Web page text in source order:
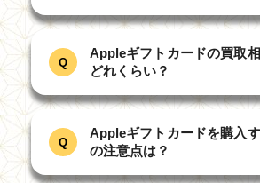
買取サイトは、法人が運営し
買取までの手続きがシステム
いるため、安全性が高く、ト
起こりにくいのが特徴です。
また、電話やLINEなどで問
ができるのも、安心して利用
素の一つです。
なお、Appleギフトカードはオ
ョンサイトでも売却できます
買取サイトであれば、Apple
ードを手間なく買取してもら
金券ショップの場合、Appleギ
ードの買取を行っている店舗
ない上、店舗に行く手間が発
す。
一方、買取サイトであれば、
トやLINEから申し込みフォ
Q
Appleギフトカードの買取
どれくらい？
Appleギフトカードの買取相場
～95％となっています。
買取相場に幅がある理由は、
フトカードの買取率が需要と
Q
Appleギフトカードを購入
の注意点は？